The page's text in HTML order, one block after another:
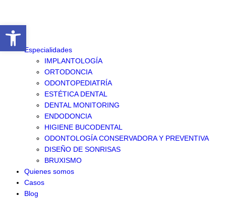
Especialidades
IMPLANTOLOGÍA
ORTODONCIA
ODONTOPEDIATRÍA
ESTÉTICA DENTAL
DENTAL MONITORING
ENDODONCIA
HIGIENE BUCODENTAL
ODONTOLOGÍA CONSERVADORA Y PREVENTIVA
DISEÑO DE SONRISAS
BRUXISMO
Quienes somos
Casos
Blog
Abrir barra de herramientas